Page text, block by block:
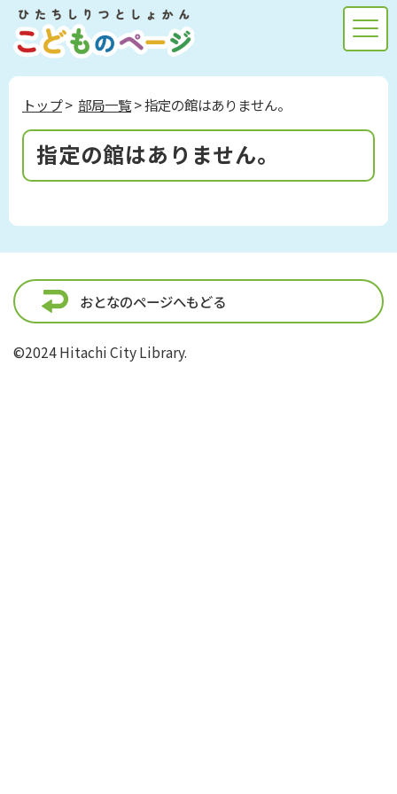
トップ> 部局一覧> 指定の館はありません。
指定の館はありません。
おとなのページへもどる
©2024 Hitachi City Library.